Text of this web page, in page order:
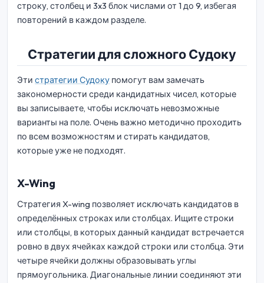
строку, столбец и 3x3 блок числами от 1 до 9, избегая
повторений в каждом разделе.
Стратегии для сложного Судоку
Эти стратегии Судоку помогут вам замечать
закономерности среди кандидатных чисел, которые
вы записываете, чтобы исключать невозможные
варианты на поле. Очень важно методично проходить
по всем возможностям и стирать кандидатов,
которые уже не подходят.
X-Wing
Стратегия X-wing позволяет исключать кандидатов в
определённых строках или столбцах. Ищите строки
или столбцы, в которых данный кандидат встречается
ровно в двух ячейках каждой строки или столбца. Эти
четыре ячейки должны образовывать углы
прямоугольника. Диагональные линии соединяют эти